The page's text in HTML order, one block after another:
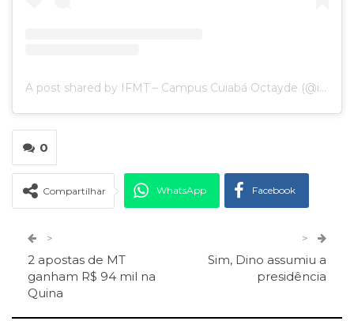
A post shared by IFMT – Campus Cuiabá Octayde (@ifmtcuiabaoctayde)
0
Compartilhar WhatsApp Facebook
ReddIt Pinterest Telegram
>
2 apostas de MT
ganham R$ 94 mil na
Quina
>
Sim, Dino assumiu a
presidência